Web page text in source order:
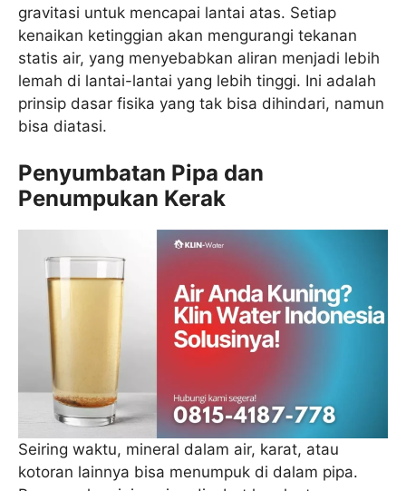
gravitasi untuk mencapai lantai atas. Setiap
kenaikan ketinggian akan mengurangi tekanan
statis air, yang menyebabkan aliran menjadi lebih
lemah di lantai-lantai yang lebih tinggi. Ini adalah
prinsip dasar fisika yang tak bisa dihindari, namun
bisa diatasi.
Penyumbatan Pipa dan
Penumpukan Kerak
Seiring waktu, mineral dalam air, karat, atau
kotoran lainnya bisa menumpuk di dalam pipa.